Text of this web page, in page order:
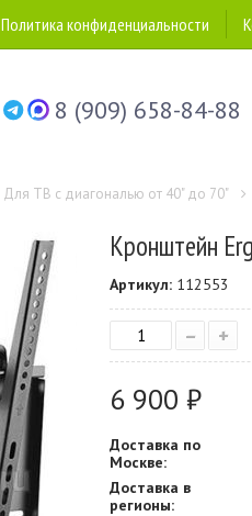
Политика конфиденциальности
8 (909) 658-84-88
Для ТВ с диагональю от 40" до 70"
Кронштейн
Артикул: 112553
– +
6 900 ₽
Доставка по
Москве:
Доставка в
регионы: